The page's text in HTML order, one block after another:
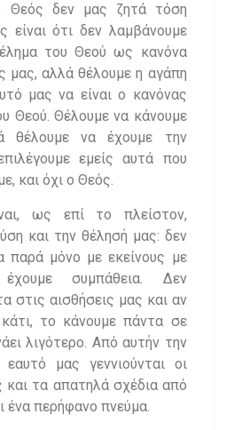
Θεός δεν μας ζητά τόση
είναι ότι δεν λαμβάνουμε
του Θεού ως κανόνα
μας, αλλά θέλουμε η αγάπη
μας να είναι ο κανόνας
Θεού. Θέλουμε να κάνουμε
θέλουμε να έχουμε την
εμείς αυτά που
και όχι ο Θεός.
ως επί το πλείστον,
και την θέλησή μας: δεν
παρά μόνο με εκείνους με
συμπάθεια. Δεν
στις αισθήσεις μας και αν
το κάνουμε πάντα σε
λιγότερο. Από αυτήν την
μας γεννιούνται οι
και τα απατηλά σχέδια από
ένα περήφανο πνεύμα.